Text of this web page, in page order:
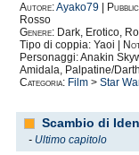
Autore:Ayako79
Rosso
Genere: Dark, Erotico,
Tipo di coppia: Yaoi |
Personaggi: Anakin
Amidala, Palpatine/
Categoria: Film > Star
Scambio di
- Ultimo capitolo